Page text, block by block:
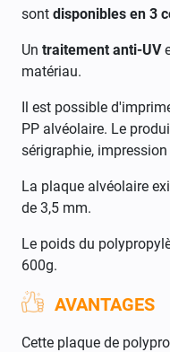
sont disponibles en 3
Un traitement anti-UV
matériau.
Il est possible
PP alvéolaire. Le
sérigraphie,
La plaque alvéolaire
de 3,5 mm.
Le poids du
600g.
AVANTAGES
Cette plaque de